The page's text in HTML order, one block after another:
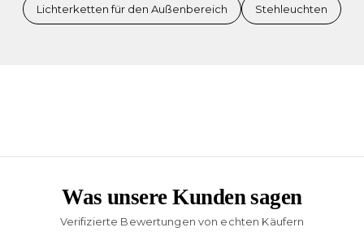
Lichterketten für den Außenbereich Stehleuchten
Was unsere Kunden sagen
Verifizierte Bewertungen von echten Käufern